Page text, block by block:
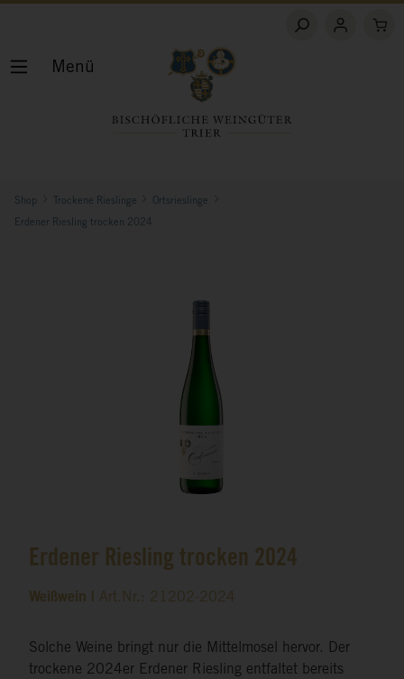
Shop Trockene Rieslinge Ortsrieslinge
Erdener Riesling trocken 2024
Erdener Riesling trocken 2024
Weißwein | Art.Nr.: 21202-2024
Solche Weine bringt nur die Mittelmosel hervor. Der
trockene 2024er Erdener Riesling entfaltet bereits
Menü